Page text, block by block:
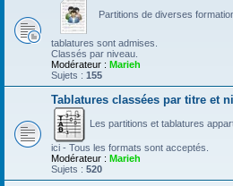
Partitions de diverses
tablatures sont admises.
Classés par niveau.
Modérateur : Marieh
Sujets : 155
Tablatures classées par titre et
Les partitions et tablatures
ici - Tous les formats sont acceptés.
Modérateur : Marieh
Sujets : 520